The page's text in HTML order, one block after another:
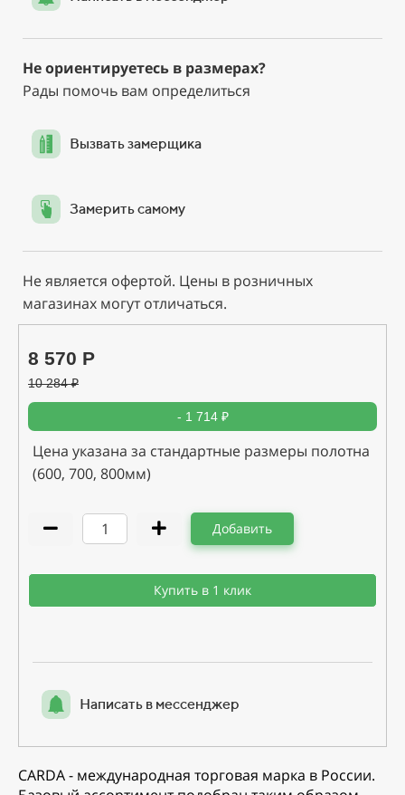
Не ориентируетесь в размерах?
Рады помочь вам определиться
Вызвать замерщика
Замерить самому
Не является офертой. Цены в розничных
магазинах могут отличаться.
8 570 Р
10 284₽
- 1 714 ₽
Цена указана за стандартные размеры полотна
(600, 700, 800мм)
Добавить
Купить в 1 клик
Написать в мессенджер
CARDA - международная торговая марка в России.